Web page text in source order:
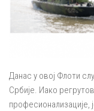
Данас у овој Флоти
Србије. Иако
професионализације,